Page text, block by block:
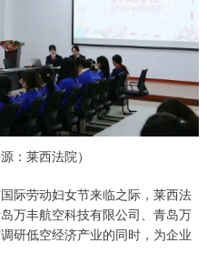
：莱西法院）
际劳动妇女节来临之际，莱西法
万丰航空科技有限公司、青岛万
研低空经济产业的同时，为企业